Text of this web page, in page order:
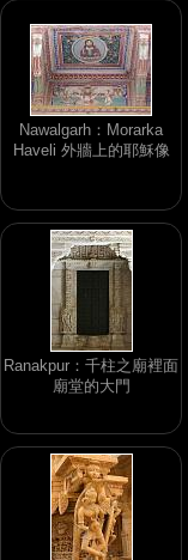
Nawalgarh：Morarka
Haveli 外牆上的耶穌像
Ranakpur：千柱之廟裡面
廟堂的大門